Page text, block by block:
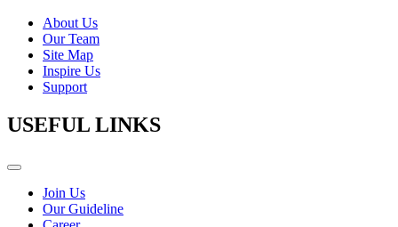
About Us
Our Team
Site Map
Inspire Us
Support
USEFUL LINKS
Join Us
Our Guideline